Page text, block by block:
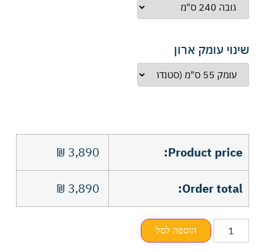
שינוי עומק ארון
Product price:
3,890
₪
Order total:
3,890
₪
הוספה לסל